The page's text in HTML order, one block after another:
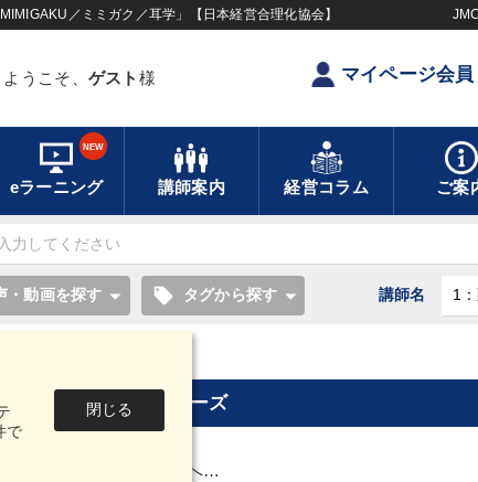
／ミミガク／耳学」【日本経営合理化協会】
ようこそ、 ゲスト 様 マイページ会
eラーニング
NEW
講師案内 経営コラム ご案
で
閉じる
・動画を探す local_offer タグから探す 講師名
つけ方CD・MP3シリーズ
方々に、ご子息、ご息女へ…